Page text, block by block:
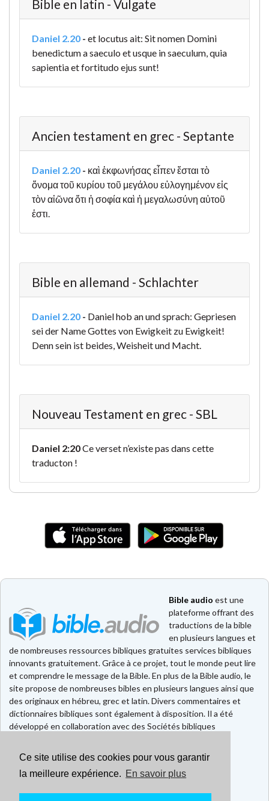
Ce site utilise des cookies pour vous garantir
la meilleure expérience. En savoir plus
Bible en latin - Vulgate
Daniel 2.20 - et locutus ait: Sit nomen Domini
benedictum a saeculo et usque in saeculum, quia
sapientia et fortitudo ejus sunt!
Ancien testament en grec - Septante
Daniel 2.20 - καὶ ἐκφωνήσας εἶπεν ἔσται τὸ
ὄνομα τοῦ κυρίου τοῦ μεγάλου εὐλογημένον εἰς
τὸν αἰῶνα ὅτι ἡ σοφία καὶ ἡ μεγαλωσύνη αὐτοῦ
ἐστι.
Bible en allemand - Schlachter
Daniel 2.20 - Daniel hob an und sprach: Gepriesen
sei der Name Gottes von Ewigkeit zu Ewigkeit!
Denn sein ist beides, Weisheit und Macht.
Nouveau Testament en grec - SBL
Daniel 2:20Ce verset n’existe pas dans cette
traducton !
Bible audio est une
plateforme offrant des
traductions de la bible
en plusieurs langues et
de nombreuses ressources bibliques gratuites services bibliques
innovants gratuitement. Grâce à ce projet, tout le monde peut lire
et comprendre le message de la Bible. En plus de la Bible audio, le
site propose de nombreuses bibles en plusieurs langues ainsi que
des originaux en hébreu, grec et latin. Divers commentaires et
dictionnaires bibliques sont également à disposition. Il a été
développé en collaboration avec des Sociétés bibliques
Faire un don
Contact